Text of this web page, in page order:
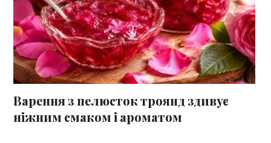
Варення з пелюсток троянд здивує
ніжним смаком і ароматом